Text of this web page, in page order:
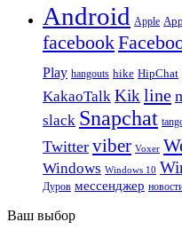
Android Apple
facebook
Play hangouts hike HipChat
KakaoTalk Kik line
slack Snapchat
Twitter viber Voxer
Windows Windows 10
Дуров мессенджер
Ваш выбор